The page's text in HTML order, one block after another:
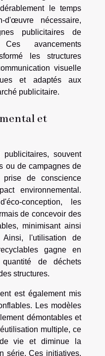
le temps
nécessaire,
publicitaires de
avancements
les structures
visuelle
et adaptés aux
publicitaire.
et
publicitaires, souvent
ou de campagnes de
prise de conscience
environnemental.
conception, les
de concevoir des
minimisant ainsi
Ainsi, l'utilisation de
gagne en
de déchets
structures.
est également mis
Les modèles
démontables et
multiple, ce
vie et diminue la
série. Ces initiatives,